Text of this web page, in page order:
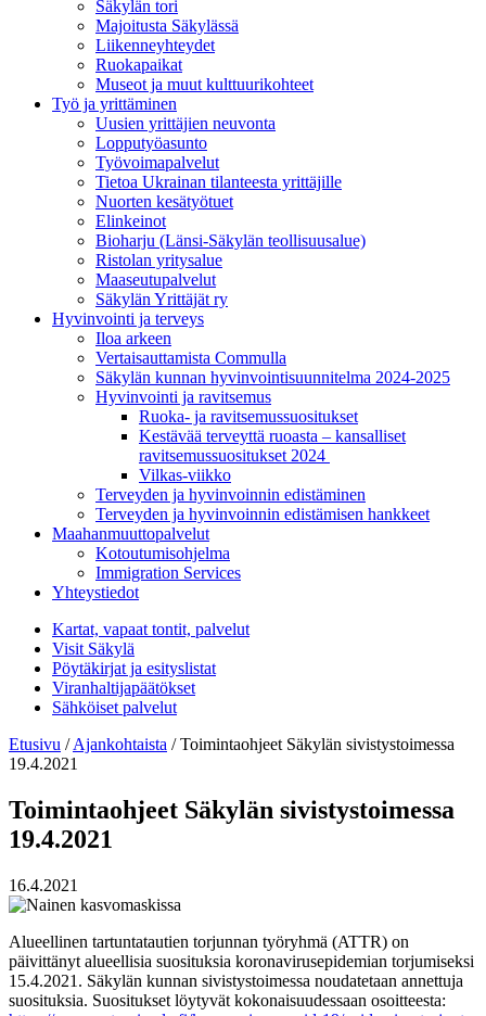
Säkylän tori
Majoitusta Säkylässä
Liikenneyhteydet
Ruokapaikat
Museot ja muut kulttuurikohteet
Työ ja yrittä­minen
Uusien yrittäjien neuvonta
Lopputyöasunto
Työvoimapalvelut
Tietoa Ukrainan tilanteesta yrittäjille
Nuorten kesätyötuet
Elinkeinot
Bioharju (Länsi-Säkylän teollisuusalue)
Ristolan yritysalue
Maaseutupalvelut
Säkylän Yrittäjät ry
Hyvinvointi ja terveys
Iloa arkeen
Vertaisauttamista Commulla
Säkylän kunnan hyvinvointisuunnitelma 2024-2025
Hyvinvointi ja ravitsemus
Ruoka- ja ravitsemussuositukset
Kestävää terveyttä ruoasta – kansalliset
ravitsemussuositukset 2024
Vilkas-viikko
Terveyden ja hyvinvoinnin edistäminen
Terveyden ja hyvinvoinnin edistämisen hankkeet
Maahanmuuttopalvelut
Kotoutumisohjelma
Immigration Services
Yhteystiedot
Kartat, vapaat tontit, palvelut
Visit Säkylä
Pöytäkirjat ja esityslistat
Viranhaltijapäätökset
Sähköiset palvelut
Etusivu /Ajankohtaista /Toimintaohjeet Säkylän sivistystoimessa
19.4.2021
Toimintaohjeet Säkylän sivistystoimessa
19.4.2021
16.4.2021
Alueellinen tartuntatautien torjunnan työryhmä (ATTR) on
päivittänyt alueellisia suosituksia koronavirusepidemian torjumiseksi
15.4.2021. Säkylän kunnan sivistystoimessa noudatetaan annettuja
suosituksia. Suositukset löytyvät kokonaisuudessaan osoitteesta: